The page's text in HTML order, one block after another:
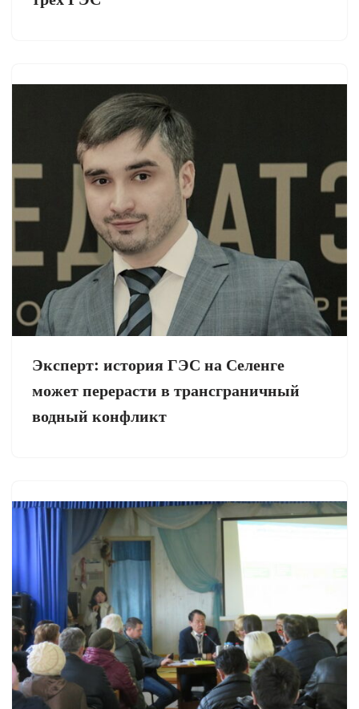
Эксперт: история ГЭС на Селенге
может перерасти в трансграничный
водный конфликт